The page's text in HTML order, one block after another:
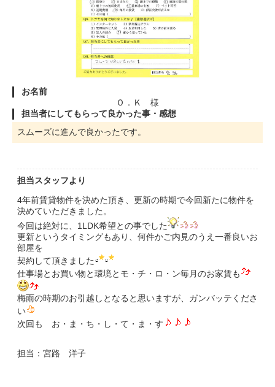
お名前
Ｏ．Ｋ 様
担当者にしてもらって良かった事・感想
スムーズに進んで良かったです。
担当スタッフより
4年前賃貸物件を決めた頂き、更新の時期で今回新たに物件を
決めていただきました。
今回は絶対に、1LDK希望との事でした
更新というタイミングもあり、何件かご内見のうえ一番良いお
部屋を
契約して頂きました
仕事場とお買い物と環境とモ・チ・ロ・ン毎月のお家賃も
梅雨の時期のお引越しとなると思いますが、ガンバッテくださ
い
次回も お・ま・ち・し・て・ま・す
担当：宮路 洋子